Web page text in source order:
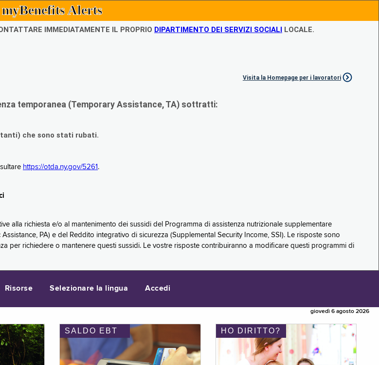
myBenefits Alerts
IMMEDIATAMENTE IL PROPRIO DIPARTIMENTO DEI SERVIZI SOCIALI LOCALE.
Visita la Homepage per i lavoratori
temporanea (Temporary Assistance, TA) sottratti:
che sono stati rubati.
https://otda.ny.gov/5261 .
alla richiesta e/o al mantenimento dei sussidi del Programma di assistenza nutrizionale supplementare
PA) e del Reddito integrativo di sicurezza (Supplemental Security Income, SSI). Le risposte sono
per richiedere o mantenere questi sussidi. Le vostre risposte contribuiranno a modificare questi programmi di
Risorse Selezionare la lingua Accedi
giovedì 6 agosto 2026
SALDO EBT HO DIRITTO?